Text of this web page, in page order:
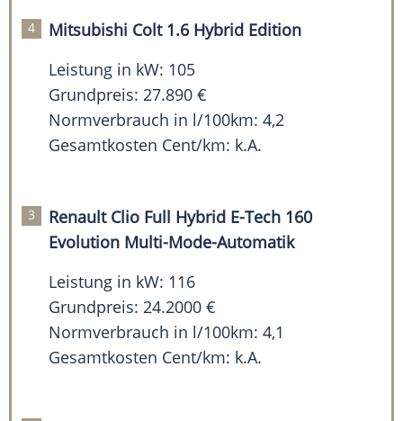
Mitsubishi Colt 1.6 Hybrid Edition
Leistung in kW: 105
Grundpreis: 27.890 €
Normverbrauch in l/100km: 4,2
Gesamtkosten Cent/km: k.A.
Renault Clio Full Hybrid E-Tech 160
Evolution Multi-Mode-Automatik
Leistung in kW: 116
Grundpreis: 24.2000 €
Normverbrauch in l/100km: 4,1
Gesamtkosten Cent/km: k.A.